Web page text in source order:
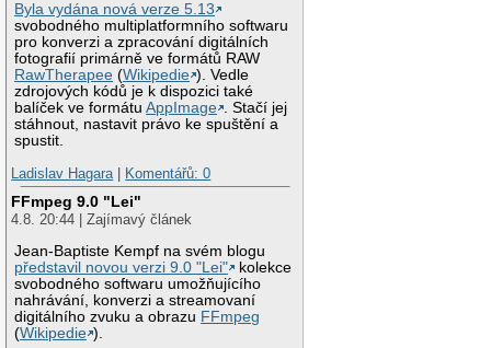
Byla vydána nová verze 5.13
svobodného multiplatformního softwaru
pro konverzi a zpracování digitálních
fotografií primárně ve formátů RAW
RawTherapee (Wikipedie ). Vedle
zdrojových kódů je k dispozici také
balíček ve formátuAppImage . Stačí jej
stáhnout, nastavit právo ke spuštění a
spustit.
Ladislav Hagara
Komentářů: 0
FFmpeg 9.0 "Lei"
4.8. 20:44 | Zajímavý článek
Jean-Baptiste Kempf na svém blogu
představil novou verzi 9.0 "Lei"
kolekce
svobodného softwaru umožňujícího
nahrávání, konverzi a streamovaní
digitálního zvuku a obrazu FFmpeg
(Wikipedie ).